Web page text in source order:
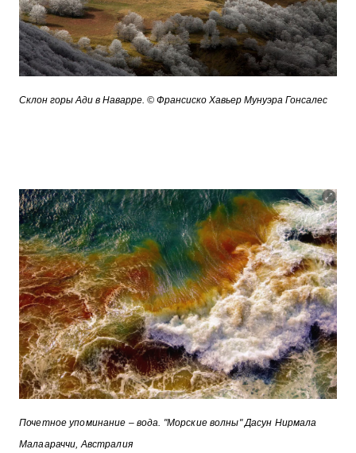
Склон горы Ади в Наварре. © Франсиско Хавьер Мунуэра Гонсалес
Почетное упоминание – вода. "Морские волны" Дасун Нирмала
Малаараччи, Австралия